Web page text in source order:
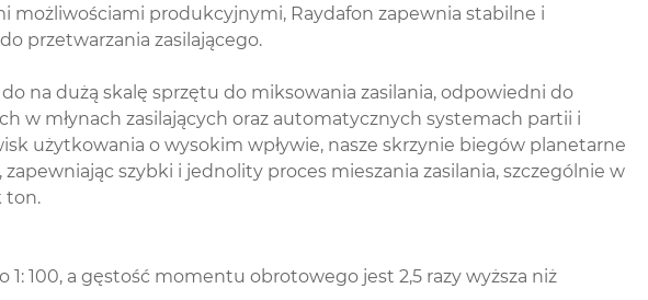
produkcyjnymi, Raydafon zapewnia stabilne i
przetwarzania zasilającego.
na dużą skalę sprzętu do miksowania zasilania, odpowiedni do
w młynach zasilających oraz automatycznych systemach partii i
użytkowania o wysokim wpływie, nasze skrzynie biegów planetarne
szybki i jednolity proces mieszania zasilania, szczególnie w
ton.
100, a gęstość momentu obrotowego jest 2,5 razy wyższa niż